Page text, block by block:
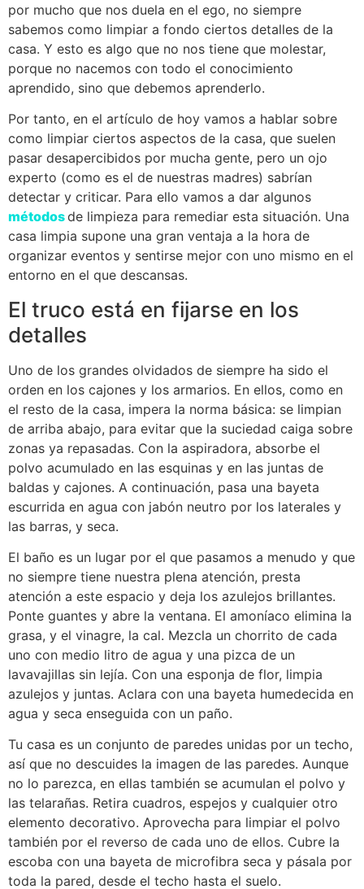
por mucho que nos duela en el ego, no siempre
sabemos como limpiar a fondo ciertos detalles de la
casa. Y esto es algo que no nos tiene que molestar,
porque no nacemos con todo el conocimiento
aprendido, sino que debemos aprenderlo.
Por tanto, en el artículo de hoy vamos a hablar sobre
como limpiar ciertos aspectos de la casa, que suelen
pasar desapercibidos por mucha gente, pero un ojo
experto (como es el de nuestras madres) sabrían
detectar y criticar. Para ello vamos a dar algunos
métodosde limpieza para remediar esta situación. Una
casa limpia supone una gran ventaja a la hora de
organizar eventos y sentirse mejor con uno mismo en el
entorno en el que descansas.
El truco está en fijarse en los
detalles
Uno de los grandes olvidados de siempre ha sido el
orden en los cajones y los armarios. En ellos, como en
el resto de la casa, impera la norma básica: se limpian
de arriba abajo, para evitar que la suciedad caiga sobre
zonas ya repasadas. Con la aspiradora, absorbe el
polvo acumulado en las esquinas y en las juntas de
baldas y cajones. A continuación, pasa una bayeta
escurrida en agua con jabón neutro por los laterales y
las barras, y seca.
El baño es un lugar por el que pasamos a menudo y que
no siempre tiene nuestra plena atención, presta
atención a este espacio y deja los azulejos brillantes.
Ponte guantes y abre la ventana. El amoníaco elimina la
grasa, y el vinagre, la cal. Mezcla un chorrito de cada
uno con medio litro de agua y una pizca de un
lavavajillas sin lejía. Con una esponja de flor, limpia
azulejos y juntas. Aclara con una bayeta humedecida en
agua y seca enseguida con un paño.
Tu casa es un conjunto de paredes unidas por un techo,
así que no descuides la imagen de las paredes. Aunque
no lo parezca, en ellas también se acumulan el polvo y
las telarañas. Retira cuadros, espejos y cualquier otro
elemento decorativo. Aprovecha para limpiar el polvo
también por el reverso de cada uno de ellos. Cubre la
escoba con una bayeta de microfibra seca y pásala por
toda la pared, desde el techo hasta el suelo.